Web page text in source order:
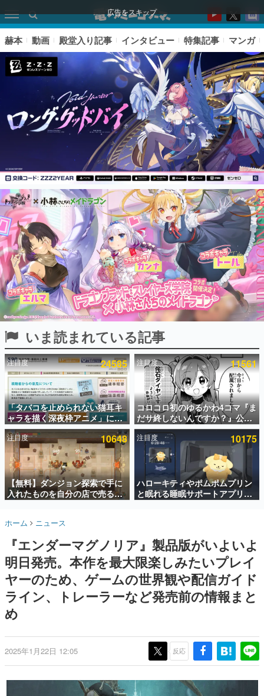
広告をスキップ
ピックアップ
電ファミのいま読まれている記事ランキング
アプリセール情報
インタビュー
連載・特集一覧
殿堂入り記事
SNS拡散数が数千以上！ ページビュー数万以上！ などな
ど。多くの人々に読まれた、電ファミ渾身の“殿堂入り”記
事をまとめました。
ゲームの企画書
名作ゲームクリエイターの方々に製作時のエピソードをお
聞きし、ヒットする企画（ゲーム）とは何か？を探ってい
きます。
赫本
この物語を解いてはいけない。『赫本』は、〈試験問題〉
の形をした短編ホラー小説集です。
新世代に訊く
これからのデジタルゲーム市場を担う若きクリエイター達
の姿を追い、彼らのルーツと情熱を探っていきます。
ゲームに多大な影響を受けた作家さんに取材し、ゲームが
日本のコンテンツ産業やカルチャーに与えた影響を探る企
画です。
日本モバイルゲーム産業史
日本のモバイルゲーム史における主要なトピック・タイト
ルを網羅するほか、開発者へのインタビューや識者による
解説を掲載。約20年の歴史が一望できる決定版！
一先生によるゲーム業界レポートマンガです。
なんでゲームは面白い？
具体的な形から解き明かしていく、硬派で骨太な評論連載
です。
赫本 動画 殿堂入り記事 インタビュー 特集記事 マンガ
いま読まれている記事
注目度 24585
「タバコを止められない猫耳キ
ャラを描く深夜枠アニメ」に視
聴者の一部から批判意見。違法
薬物の使用と思わしき描写も含
めて、BPOが議論を交わす
注目度 11561
コロコロ初のゆるかわ4コマ『ま
だサ終しないんですか？』公開
スタート。主人公は新入社員の
侘石ダイヤ、ゲーム会社を舞台
にトラブルへ対応する社員たち
を描く
注目度 10648
【無料】ダンジョン探索で手に
入れたものを自分の店で売るゲ
ーム『Moonlighter』がSteam
『Moonlighter 2』の9月2日正
ーン
注目度 10175
ハローキティやポムポムプリン
と眠れる睡眠サポートアプリ
『ゆめたび』が配信中。キャラ
ホーム ニュース
『エンダーマグノリア』製品版がいよいよ
明日発売。本作を最大限楽しみたいプレイ
ヤーのため、ゲームの世界観や配信ガイド
ライン、トレーラーなど発売前の情報まと
め
2025年1月22日 12:05 反応